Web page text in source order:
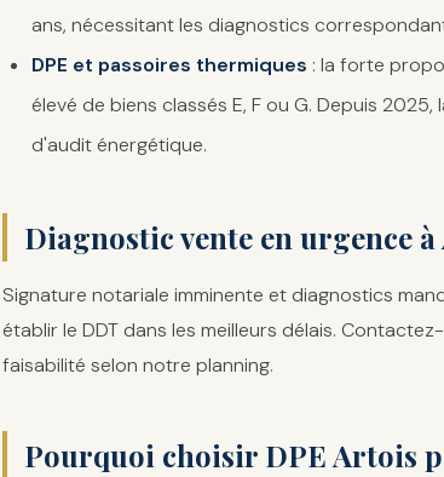
ans, nécessitant les diagnostics
DPE et passoires thermiques : la forte
élevé de biens classés E, F ou G. Depuis
d'audit énergétique.
Diagnostic vente en urgence
Signature notariale imminente et diagnostics
établir le DDT dans les meilleurs délais.
faisabilité selon notre planning.
Pourquoi choisir DPE Artois